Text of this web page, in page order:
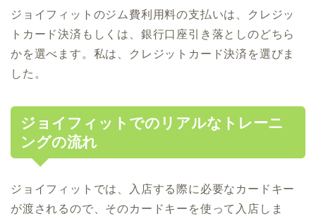
ジョイフィットのジム費利用料の支払いは、クレジッ
トカード決済もしくは、銀行口座引き落としのどちら
かを選べます。私は、クレジットカード決済を選びま
した。
ジョイフィットでのリアルなトレーニ
ングの流れ
ジョイフィットでは、入店する際に必要なカードキー
が渡されるので、そのカードキーを使って入店しま